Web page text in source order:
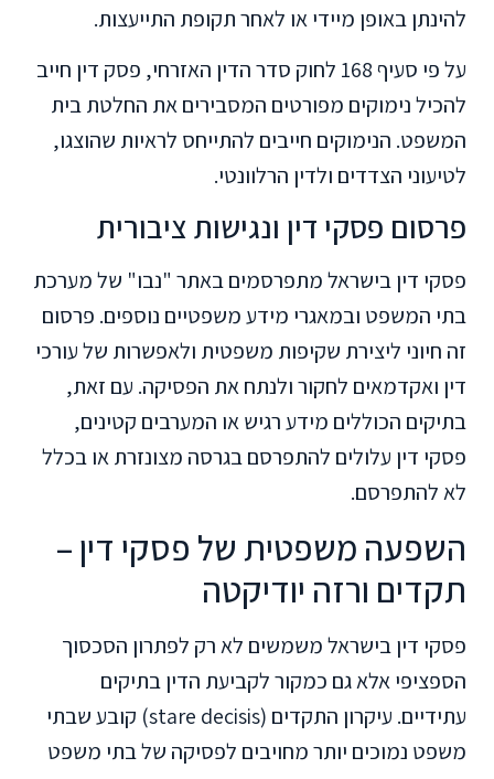
להינתן באופן מיידי או לאחר תקופת התייעצות.
על פי סעיף 168 לחוק סדר הדין האזרחי, פסק דין חייב
להכיל נימוקים מפורטים המסבירים את החלטת בית
המשפט. הנימוקים חייבים להתייחס לראיות שהוצגו,
לטיעוני הצדדים ולדין הרלוונטי.
פרסום פסקי דין ונגישות ציבורית
פסקי דין בישראל מתפרסמים באתר "נבו" של מערכת
בתי המשפט ובמאגרי מידע משפטיים נוספים. פרסום
זה חיוני ליצירת שקיפות משפטית ולאפשרות של עורכי
דין ואקדמאים לחקור ולנתח את הפסיקה. עם זאת,
בתיקים הכוללים מידע רגיש או המערבים קטינים,
פסקי דין עלולים להתפרסם בגרסה מצונזרת או בכלל
לא להתפרסם.
השפעה משפטית של פסקי דין –
תקדים ורזה יודיקטה
פסקי דין בישראל משמשים לא רק לפתרון הסכסוך
הספציפי אלא גם כמקור לקביעת הדין בתיקים
עתידיים. עיקרון התקדים (stare decisis) קובע שבתי
משפט נמוכים יותר מחויבים לפסיקה של בתי משפט